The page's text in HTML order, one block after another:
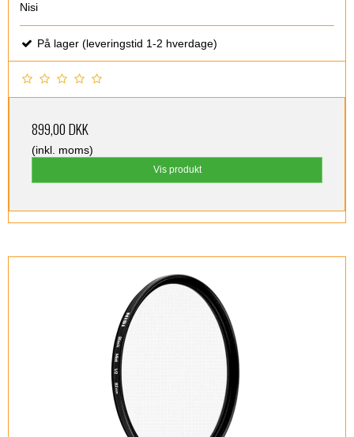
Nisi
På lager (leveringstid 1-2 hverdage)
899,00 DKK
(inkl. moms)
Vis produkt